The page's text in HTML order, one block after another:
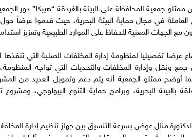
جمعية المحافظة على البيئة بالغردقة “هيبكا” دور
العاملة في مجال حماية البيئة البحرية، حيث قدموا عرضاً
مع الجهات المعنية للحفاظ على الموارد الطبيعية وتعزيز
عرضا تفصيلياً لمنظومة إدارة المخلفات الصلبة التي
أوضح ممثلو الجمعية أنه يتم دعم وتمويل العديد من
بالبيئة البحرية، وبرامج حماية التنوع البيولوجي،
منال عوض بسرعة التنسيق بين جهاز تنظيم إدارة